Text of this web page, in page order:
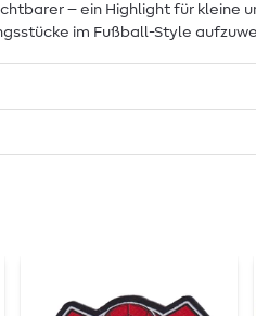
– ein Highlight für kleine
im Fußball-Style